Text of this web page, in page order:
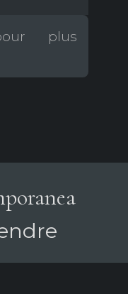
plus